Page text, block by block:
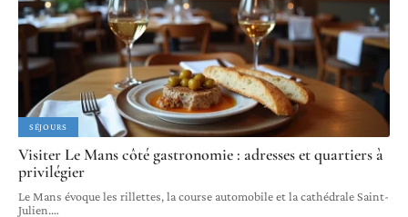
SÉJOURS
Visiter Le Mans côté gastronomie : adresses et quartiers à
privilégier
Le Mans évoque les rillettes, la course automobile et la cathédrale Saint-
Julien.…